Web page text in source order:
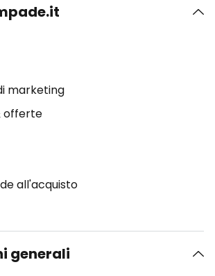
marketing
offerte
all'acquisto
generali